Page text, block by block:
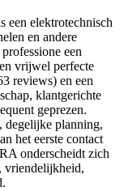
een elektrotechnisch
en andere
een
vrijwel perfecte
reviews) en een
klantgerichte
geprezen.
degelijke planning,
het eerste contact
onderscheidt zich
vriendelijkheid,